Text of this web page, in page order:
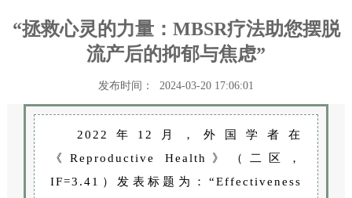
“拯救心灵的力量：MBSR疗法助您摆脱
流产后的抑郁与焦虑”
发布时间： 2024-03-20 17:06:01
2022年12月，外国学者在
《Reproductive Health》（二区，
IF=3.41）发表标题为：“Effectiveness